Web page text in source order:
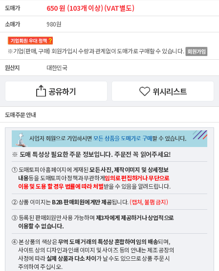
도매가
650 원 (103개 이상) (VAT별도)
소매가 980원
※기업(판매, 구매) 회원가입시 수량과 관계없이도매가로 구매할 수 있습니다.
원산지 대한민국
공유하기 위시리스트
도매 주문 안내
※ 도매 특성상 필요한 주문 정보입니다. 주문전 꼭 읽어주세요!
① 도매토피아 홈페이지에 게재된모든 사진, 제작이미지 및 상세정보
내용등을 도매토피아 정책과 무관하게임의로 편집하거나 무단으로
이용 및 도용 할 경우 법률에 따라 처벌받을 수 있음을 알려드립니다.
② 상품 이미지는B2B 판매회원에게만 제공됩니다.(캡쳐, 불펌 금지)
③ 등록된 판매회원만 사용 가능하며제3자에게 제공하거나 상업적으로
이용할 수 없습니다.
④ 본 상품의 색상은무역 도매 거래의 특성상 혼합하여 임의 배송되며,
사이트 상의 디자인과 인쇄 이미지 및 사이즈 등의 안내는 제조 공장의
사정에 따라실제 상품과 다소 차이가 날 수도 있으므로 상품 주문 시
주의하여 주십시오.